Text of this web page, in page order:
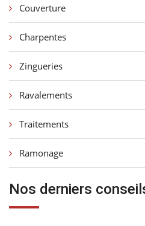
Couverture
Charpentes
Zingueries
Ravalements
Traitements
Ramonage
Nos derniers